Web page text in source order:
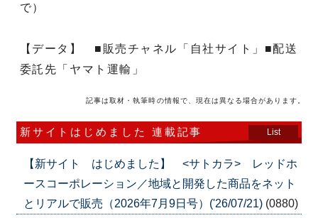
で）
【データ】 ■販売チャネル「自社サイト」■配送
委託先「ヤマト運輸」
記事は取材・執筆時の情報で、現在は異なる場合があります。
新サイトはじめました 連載記事 List
【新サイト はじめました】 <サトカラ> レッドホ
ースコーポレーション／地域と開発した商品をネット
とリアルで販売（2026年7月9日号）('26/07/21) (0880)